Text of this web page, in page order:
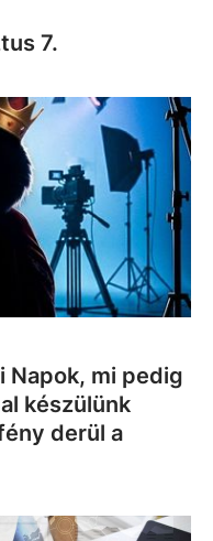
7.
Napok, mi pedig
készülünk
derül a